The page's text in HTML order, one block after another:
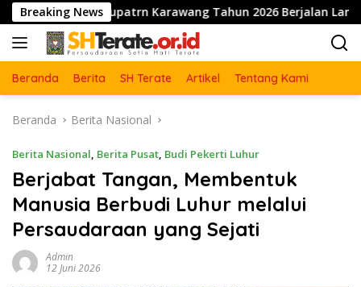
Langsung
ke
konten
Breaking News
Kabupatrn Karawang Tahun 2026 Berjalan Lancar dan Sukses
Beranda Berita SH Terate Artikel Tentang Kami
Beranda Berita Nasional
Berita Nasional, Berita Pusat, Budi Pekerti Luhur
Berjabat Tangan, Membentuk
Manusia Berbudi Luhur melalui
Persaudaraan yang Sejati
Admin
12 Juni 2026